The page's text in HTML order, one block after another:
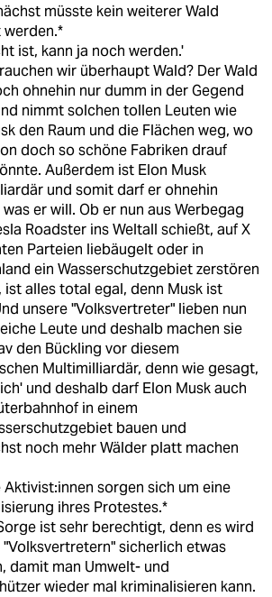
müsste kein weiterer Wald
ist, kann ja noch werden.'
wir überhaupt Wald? Der Wald
ohnehin nur dumm in der Gegend
nimmt solchen tollen Leuten wie
den Raum und die Flächen weg, wo
doch so schöne Fabriken drauf
Außerdem ist Elon Musk
und somit darf er ohnehin
er will. Ob er nun aus Werbegag
Roadster ins Weltall schießt, auf X
Parteien liebäugelt oder in
ein Wasserschutzgebiet zerstören
ist alles total egal, denn Musk ist
unsere "Volksvertreter" lieben nun
Leute und deshalb machen sie
den Bückling vor diesem
Multimilliardär, denn wie gesagt,
und deshalb darf Elon Musk auch
in einem
bauen und
noch mehr Wälder platt machen
Aktivist:innen sorgen sich um eine
ihres Protestes.*
ist sehr berechtigt, denn es wird
"Volksvertretern" sicherlich etwas
damit man Umwelt- und
wieder mal kriminalisieren kann.